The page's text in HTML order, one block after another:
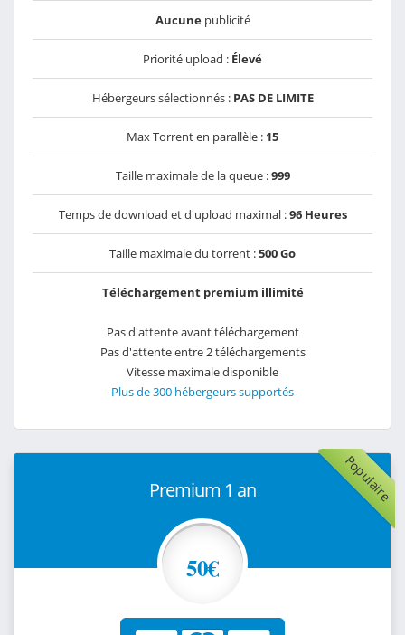
Aucunepublicité
Priorité upload : Élevé
Hébergeurs sélectionnés : PAS DE LIMITE
Max Torrent en parallèle : 15
Taille maximale de la queue :999
Temps de download et d'upload maximal :96 Heures
Taille maximale du torrent :500 Go
Téléchargement premium illimité
Pas d'attente avant téléchargement
Pas d'attente entre 2 téléchargements
Vitesse maximale disponible
Plus de 300 hébergeurs supportés
Populaire
Premium 1 an
50€